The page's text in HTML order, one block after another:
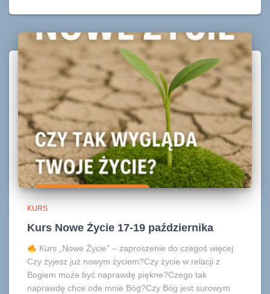
KURS
Kurs Nowe Życie 17-19 października
Kurs „Nowe Życie” – zaproszenie do czegoś więcej
Czy żyjesz już nowym życiem?Czy życie w relacji z
Bogiem może być naprawdę piękne?Czego tak
naprawdę chce ode mnie Bóg?Czy Bóg jest surowym